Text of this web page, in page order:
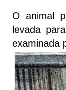
O animal
levada
examinada